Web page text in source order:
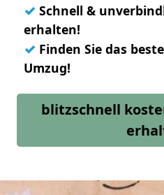
✓ Schnell &
erhalten!
✓ Finden Sie das
Umzug!
blitzschnell